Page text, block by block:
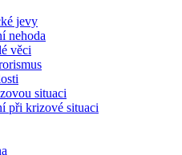
jevy
nehoda
věci
situaci
při krizové situaci